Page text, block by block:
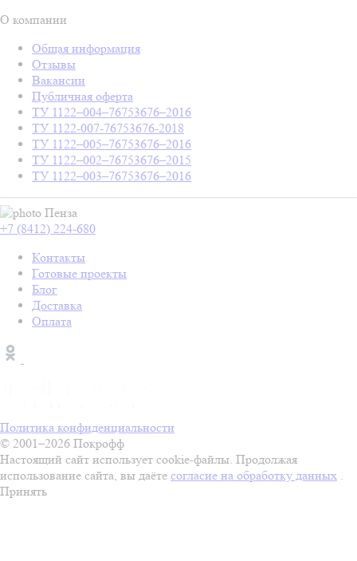
О компании
Общая информация
Отзывы
Вакансии
Публичная оферта
ТУ 1122–004–76753676–2016
ТУ 1122-007-76753676-2018
ТУ 1122–005–76753676–2016
ТУ 1122–002–76753676–2015
ТУ 1122–003–76753676–2016
Пенза
+7 (8412) 224-680
Контакты
Готовые проекты
Блог
Доставка
Оплата
Политика конфиденциальности
© 2001–2026 Покрофф
Настоящий сайт использует cookie-файлы. Продолжая
использование сайта, вы даёте согласие на обработку данных .
Принять